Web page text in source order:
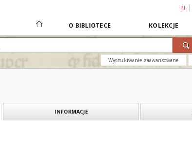
PL
O BIBLIOTECE KOLEKCJE
Wyszukiwanie zaawansowane
INFORMACJE